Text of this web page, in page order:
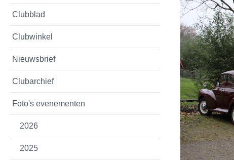
Clubblad
Clubwinkel
Nieuwsbrief
Clubarchief
Foto's evenementen
2026
2025